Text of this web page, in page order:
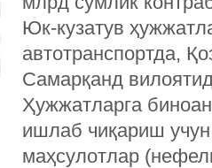
Юк-кузатув
автотранспортда,
Самарқанд
Ҳужжатларга
ишлаб чиқариш
маҳсулотлар